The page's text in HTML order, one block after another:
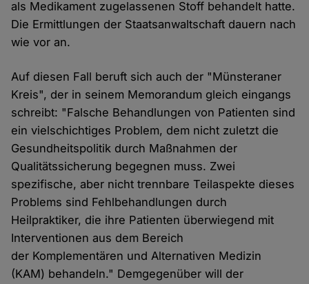
als Medikament zugelassenen Stoff behandelt hatte.
Die Ermittlungen der Staatsanwaltschaft dauern nach
wie vor an.
Auf diesen Fall beruft sich auch der "Münsteraner
Kreis", der in seinem Memorandum gleich eingangs
schreibt: "Falsche Behandlungen von Patienten sind
ein vielschichtiges Problem, dem nicht zuletzt die
Gesundheitspolitik durch Maßnahmen der
Qualitätssicherung begegnen muss. Zwei
spezifische, aber nicht trennbare Teilaspekte dieses
Problems sind Fehlbehandlungen durch
Heilpraktiker, die ihre Patienten überwiegend mit
Interventionen aus dem Bereich
der Komplementären und Alternativen Medizin
(KAM) behandeln." Demgegenüber will der